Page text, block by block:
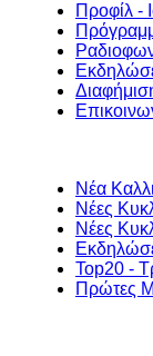
Προφίλ -
Νέα
Νέες
Νέες
Top20 -
Πρώτες